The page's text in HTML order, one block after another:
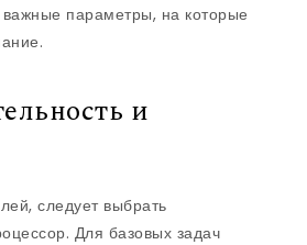
параметры, на которые
и
следует выбрать
Для базовых задач